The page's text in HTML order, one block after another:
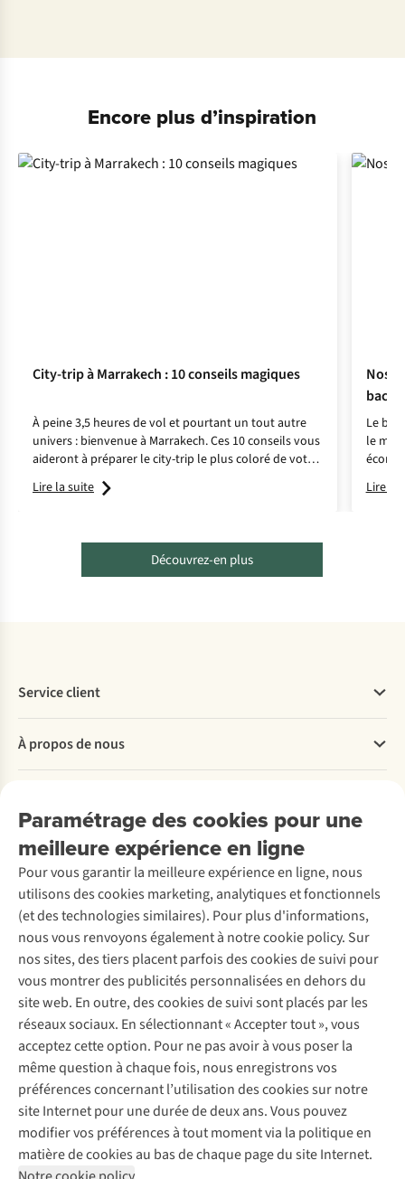
Encore plus d’inspiration
City-trip à Marrakech : 10 conseils magiques
À peine 3,5 heures de vol et pourtant un tout autre
univers : bienvenue à Marrakech. Ces 10 conseils vous
aideront à préparer le city-trip le plus coloré de votre
vie.
Lire la suite
Nos
Le
le
Lire la
Découvrez-en plus
Paramétrage des cookies pour une
meilleure expérience en ligne
Pour vous garantir la meilleure expérience en ligne, nous
utilisons des cookies marketing, analytiques et fonctionnels
(et des technologies similaires). Pour plus d'informations,
nous vous renvoyons également à notre cookie policy. Sur
nos sites, des tiers placent parfois des cookies de suivi pour
vous montrer des publicités personnalisées en dehors du
site web. En outre, des cookies de suivi sont placés par les
réseaux sociaux. En sélectionnant « Accepter tout », vous
acceptez cette option. Pour ne pas avoir à vous poser la
même question à chaque fois, nous enregistrons vos
préférences concernant l’utilisation des cookies sur notre
site Internet pour une durée de deux ans. Vous pouvez
modifier vos préférences à tout moment via la politique en
matière de cookies au bas de chaque page du site Internet.
Service client
Commander
Payer
Retourner
Rétractation d'une commande
Entretien & réparations
Garantie
Contactez-nous
À propos de nous
Entreprise responsable
À propos d’Ayacucho
Nos magasins
À propos d’A.S.Adventure
Déclaration d'accessibilité
Location / Location sports d’hiver
Seconde-main
Entretien de ski
Service de lavage
Entretien de chaussures
Réparation de chaussures
Réparation de vêtements
Retouches
Pour les entreprises
Découvrez
A.S.Magazine
Explore Camp
Expertise & conseils
Abonnez-vous à la newsletter
Suivez-nous
Mentions légales
Politique de confidentialité
Conditions générales
Cookie Policy